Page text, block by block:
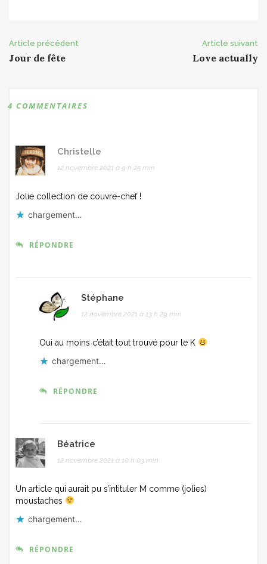
Post
Article précédent
Jour de fête
Article suivant
Love actually
4 COMMENTAIRES
Christelle
12 novembre 2021 à 9 h 25 min
Jolie collection de couvre-chef !
chargement…
RÉPONDRE
Stéphane
12 novembre 2021 à 13 h 29 min
Oui au moins c’était tout trouvé pour le K
chargement…
RÉPONDRE
Béatrice
12 novembre 2021 à 10 h 03 min
Un article qui aurait pu s’intituler M comme (jolies)
moustaches
chargement…
RÉPONDRE